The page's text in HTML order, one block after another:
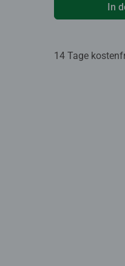
In
14 Tage